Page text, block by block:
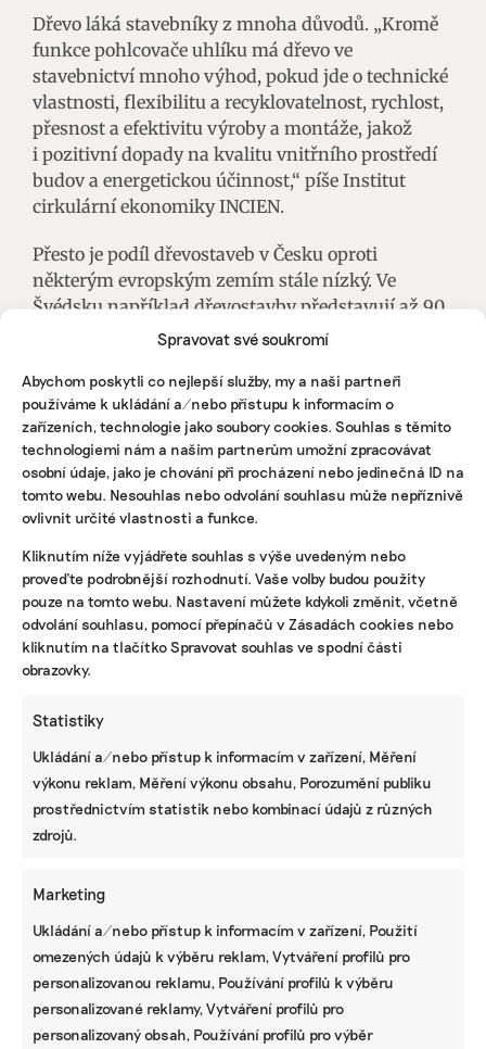
Spravovat své soukromí
Abychom poskytli co nejlepší služby, my a naši partneři
používáme k ukládání a/nebo přístupu k informacím o
zařízeních, technologie jako soubory cookies. Souhlas s těmito
technologiemi nám a našim partnerům umožní zpracovávat
osobní údaje, jako je chování při procházení nebo jedinečná ID na
tomto webu. Nesouhlas nebo odvolání souhlasu může nepříznivě
ovlivnit určité vlastnosti a funkce.
Kliknutím níže vyjádřete souhlas s výše uvedeným nebo
proveďte podrobnější rozhodnutí. Vaše volby budou použity
pouze na tomto webu. Nastavení můžete kdykoli změnit, včetně
odvolání souhlasu, pomocí přepínačů v Zásadách cookies nebo
kliknutím na tlačítko Spravovat souhlas ve spodní části
obrazovky.
Statistiky
Ukládání a/nebo přístup k informacím v zařízení, Měření
výkonu reklam, Měření výkonu obsahu, Porozumění publiku
prostřednictvím statistik nebo kombinací údajů z různých
zdrojů.
Marketing
Ukládání a/nebo přístup k informacím v zařízení, Použití
omezených údajů k výběru reklam, Vytváření profilů pro
personalizovanou reklamu, Používání profilů k výběru
personalizované reklamy, Vytváření profilů pro
personalizovaný obsah, Používání profilů pro výběr
Dřevo láká stavebníky z mnoha důvodů. „Kromě
funkce pohlcovače uhlíku má dřevo ve
stavebnictví mnoho výhod, pokud jde o technické
vlastnosti, flexibilitu a recyklovatelnost, rychlost,
přesnost a efektivitu výroby a montáže, jakož
i pozitivní dopady na kvalitu vnitřního prostředí
budov a energetickou účinnost,“ píše Institut
cirkulární ekonomiky INCIEN.
Přesto je podíl dřevostaveb v Česku oproti
některým evropským zemím stále nízký. Ve
Švédsku například dřevostavby představují až 90
procent nových staveb, v Rakousku jsou
procent a v Německu se kolem 20 procent, jak
upozorňuje zmíněný dokument Surovinová
politika pro dřevo. A rostou více do výšky. Ve
švédském Skellefteå stojí dvacetipodlažní dům ze
dřeva, ve Vídni je podobnou stavbou dřevěný
mrakodrap HoHo. Holz-Hybrid-Hochhaus, který
sahá do výšky 84 metrů a jeho výstavba stála
okolo 85 milionů eur.
Článek byl publikován v časopisu Reportér
IRENA BUŘÍVALOVÁ
Irena prošla MF Dnes nebo ekonomickými týdeníky Euro a
a bioplastech.
Reklama